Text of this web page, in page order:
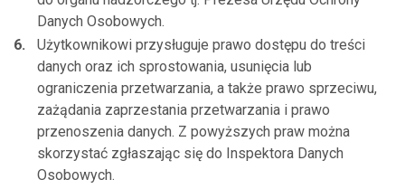
Danych Osobowych.
Użytkownikowi przysługuje prawo dostępu do treści
danych oraz ich sprostowania, usunięcia lub
ograniczenia przetwarzania, a także prawo sprzeciwu,
zażądania zaprzestania przetwarzania i prawo
przenoszenia danych. Z powyższych praw można
skorzystać zgłaszając się do Inspektora Danych
Osobowych.